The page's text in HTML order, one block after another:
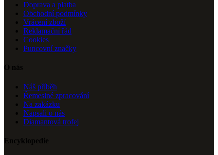
Doprava a platba
Obchodní podmínky
Vrácení zboží
Reklamační řád
Cookies
Puncovní značky
O nás
Náš příběh
Řemeslné zpracování
Na zakázku
Napsali o nás
Diamantová trofej
Encyklopedie